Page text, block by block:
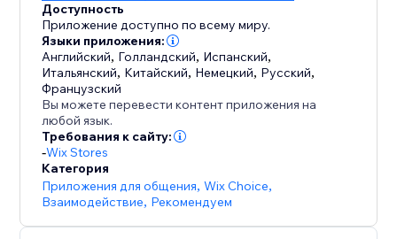
4. Search Engine (SEO) friendly reviews
- Show product ratings and reviews in Google and
other search engines
- Export your reviews to Google Shopping
Доступность
Приложение доступно по всему миру.
Языки приложения:
Английский, Голландский, Испанский,
Итальянский, Китайский, Немецкий, Русский,
Французский
Вы можете перевести контент приложения на
любой язык.
Требования к сайту:
-Wix Stores
Категория
Приложения для общения,Wix Choice,
Взаимодействие, Рекомендуем